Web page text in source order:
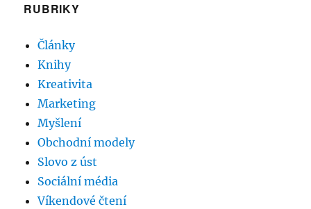
RUBRIKY
Články
Knihy
Kreativita
Marketing
Myšlení
Obchodní modely
Slovo z úst
Sociální média
Víkendové čtení